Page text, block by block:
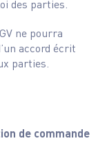
des parties.
ne pourra
accord écrit
parties.
de commande